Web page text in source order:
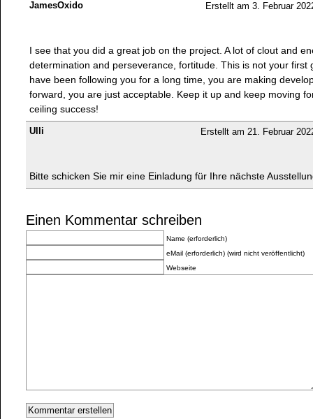
Erstellt am 3. Februar
JamesOxido
I see that you did a great job on the project. A lot of clout and
determination and perseverance, fortitude. This is not your first
have been following you for a long time, you are making
forward, you are just acceptable. Keep it up and keep moving
ceiling success!
Erstellt am 21. Februar
Ulli
Bitte schicken Sie mir eine Einladung für Ihre nächste
Einen Kommentar schreiben
Name (erforderlich)
eMail (erforderlich) (wird nicht veröffentlicht)
Webseite